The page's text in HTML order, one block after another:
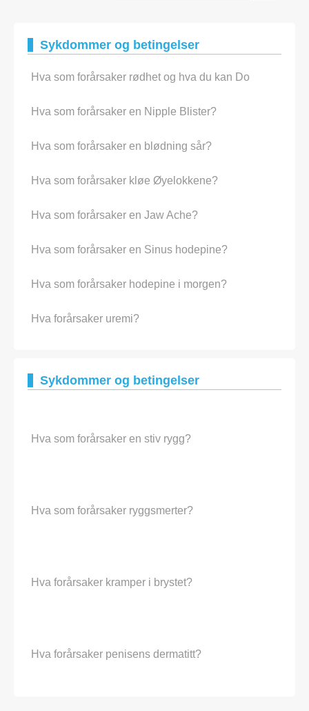
Sykdommer og betingelser
Hva som forårsaker rødhet og hva du kan Do
Hva som forårsaker en Nipple Blister?
Hva som forårsaker en blødning sår?
Hva som forårsaker kløe Øyelokkene?
Hva som forårsaker en Jaw Ache?
Hva som forårsaker en Sinus hodepine?
Hva som forårsaker hodepine i morgen?
Hva forårsaker uremi?
Sykdommer og betingelser
Hva som forårsaker en stiv rygg?
Hva som forårsaker ryggsmerter?
Hva forårsaker kramper i brystet?
Hva forårsaker penisens dermatitt?